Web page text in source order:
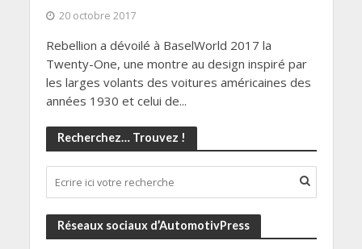
20 octobre 2017
Rebellion a dévoilé à BaselWorld 2017 la
Twenty-One, une montre au design inspiré par
les larges volants des voitures américaines des
années 1930 et celui de...
Recherchez… Trouvez !
Réseaux sociaux d’AutomotivPress